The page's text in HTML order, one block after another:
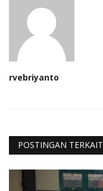
rvebriyanto
POSTINGAN TERKAIT